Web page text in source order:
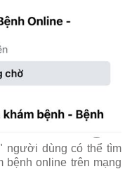
người dùng có thể tìm
bệnh online trên mạng